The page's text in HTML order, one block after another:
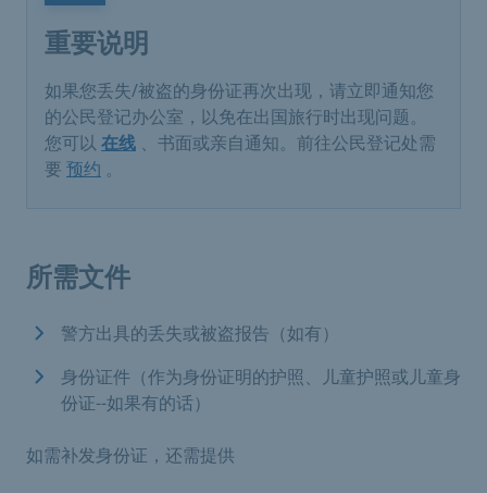
重要说明
如果您丢失/被盗的身份证再次出现，请立即通知您
的公民登记办公室，以免在出国旅行时出现问题。
您可以 在线 、书面或亲自通知。前往公民登记处需
要 预约 。
所需文件
警方出具的丢失或被盗报告（如有）
身份证件（作为身份证明的护照、儿童护照或儿童身
份证--如果有的话）
如需补发身份证，还需提供